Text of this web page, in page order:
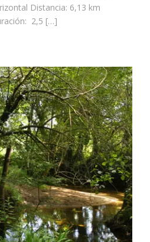
Distancia: 6,13 km
2,5 […]